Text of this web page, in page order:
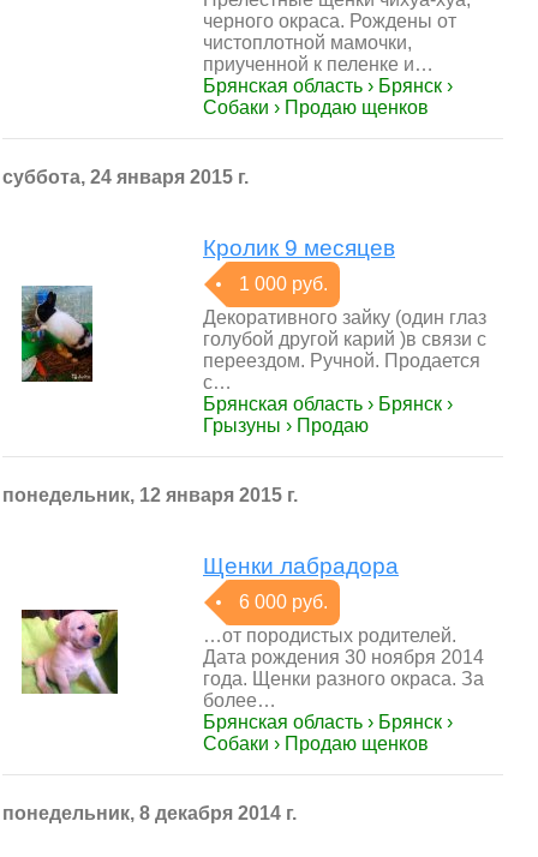
черного окраса. Рождены от
чистоплотной мамочки,
приученной к пеленке и…
Брянская область › Брянск ›
Собаки › Продаю щенков
суббота, 24 января 2015 г.
Кролик 9 месяцев
1 000 руб.
Декоративного зайку (один глаз
голубой другой карий )в связи с
переездом. Ручной. Продается
с…
Брянская область › Брянск ›
Грызуны › Продаю
понедельник, 12 января 2015 г.
Щенки лабрадора
6 000 руб.
…от породистых родителей.
Дата рождения 30 ноября 2014
года. Щенки разного окраса. За
более…
Брянская область › Брянск ›
Собаки › Продаю щенков
понедельник, 8 декабря 2014 г.